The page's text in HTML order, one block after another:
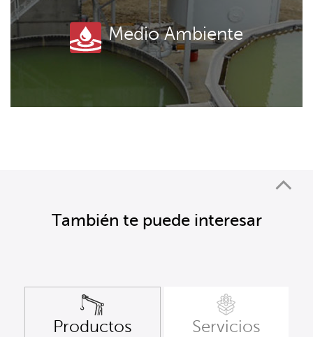
Medio Ambiente
También te puede interesar
Productos Servicios